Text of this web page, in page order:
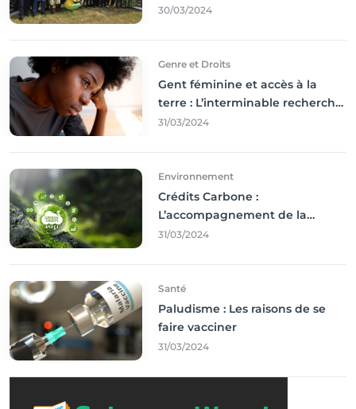
des terres
30/03/2024
Genre et Droits
Gent féminine et accès à la
terre : L’interminable recherche
des droits
31/03/2024
Environnement
Crédits Carbone :
L’accompagnement de la
Francophonie
31/03/2024
Santé
Paludisme : Les raisons de se
faire vacciner
31/03/2024